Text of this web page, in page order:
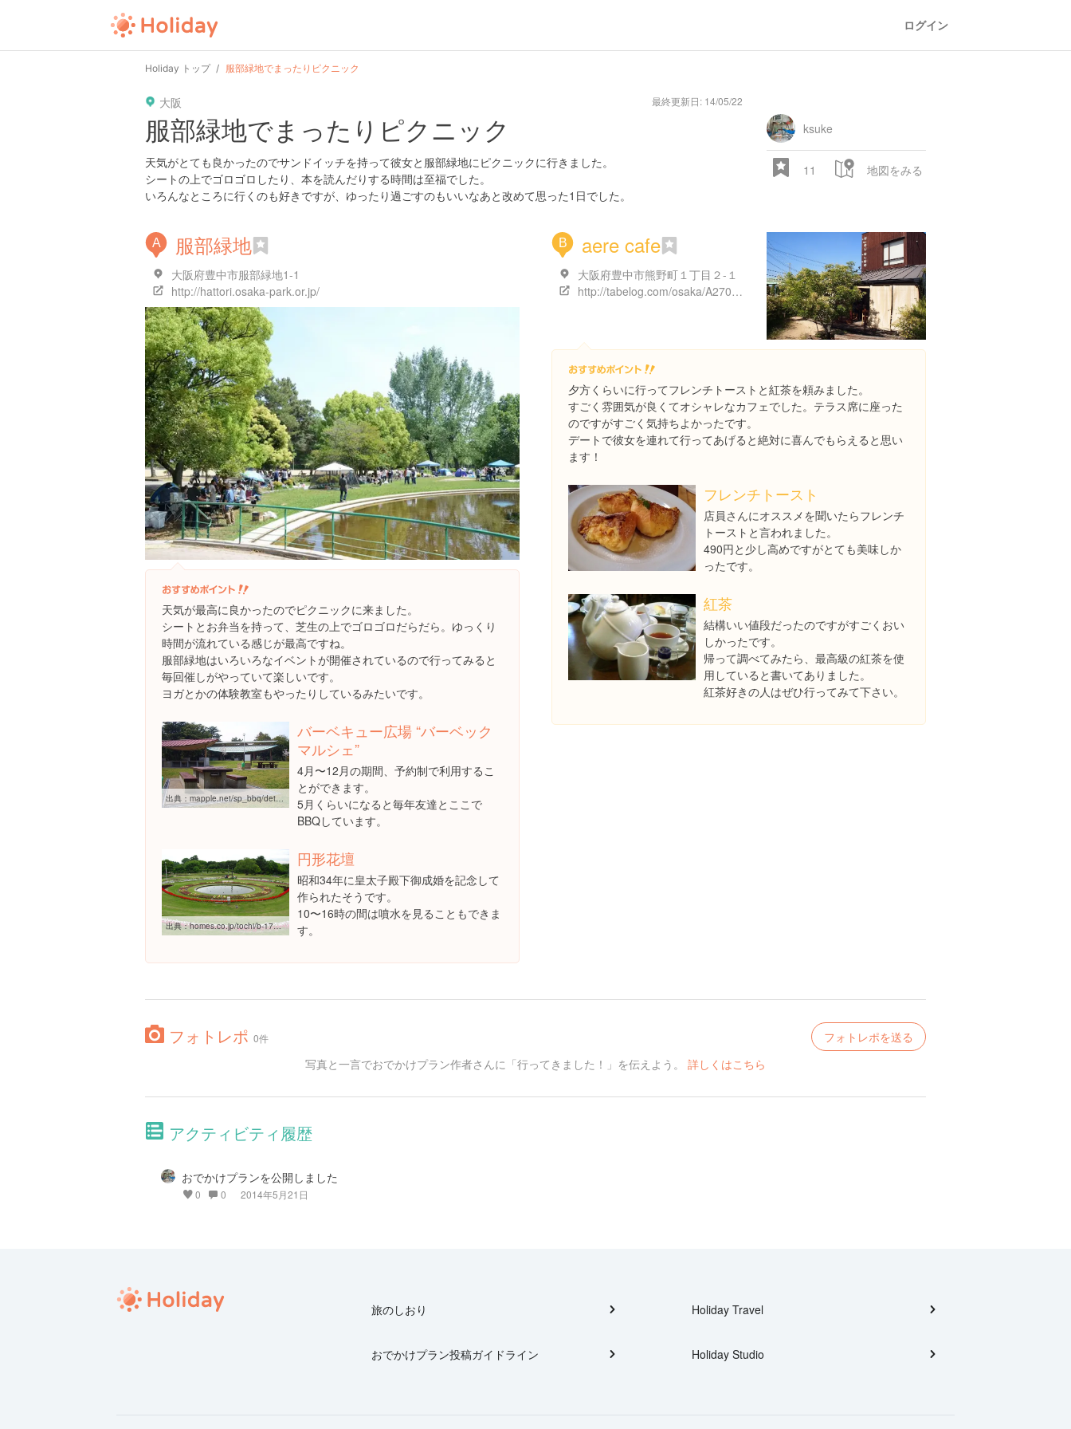
ログイン
Holiday トップ 服部緑地でまったりピクニック
大阪 最終更新日: 14/05/22
服部緑地でまったりピクニック
天気がとても良かったのでサンドイッチを持って彼女と服部緑地にピクニックに行きました。
シートの上でゴロゴロしたり、本を読んだりする時間は至福でした。
いろんなところに行くのも好きですが、ゆったり過ごすのもいいなあと改めて思った1日でした。
ksuke
11 地図をみる
A 服部緑地
大阪府豊中市服部緑地1-1
http://hattori.osaka-park.or.jp/
天気が最高に良かったのでピクニックに来ました。
シートとお弁当を持って、芝生の上でゴロゴロだらだら。ゆっくり
時間が流れている感じが最高ですね。
服部緑地はいろいろなイベントが開催されているので行ってみると
毎回催しがやっていて楽しいです。
ヨガとかの体験教室もやったりしているみたいです。
出典： mapple.net/sp_bbq/details.asp?NEWSID=99883
バーベキュー広場 “バーベック
マルシェ”
4月〜12月の期間、予約制で利用するこ
とができます。
5月くらいになると毎年友達とここで
BBQしています。
出典：homes.co.jp/tochi/b-17002480000123
円形花壇
昭和34年に皇太子殿下御成婚を記念して
作られたそうです。
10〜16時の間は噴水を見ることもできま
す。
B aere cafe
大阪府豊中市熊野町１丁目２-１
http://tabelog.com/osaka/A2706/A270601/27003063/
夕方くらいに行ってフレンチトーストと紅茶を頼みました。
すごく雰囲気が良くてオシャレなカフェでした。テラス席に座った
のですがすごく気持ちよかったです。
デートで彼女を連れて行ってあげると絶対に喜んでもらえると思い
ます！
フレンチトースト
店員さんにオススメを聞いたらフレンチ
トーストと言われました。
490円と少し高めですがとても美味しか
ったです。
紅茶
結構いい値段だったのですがすごくおい
しかったです。
帰って調べてみたら、最高級の紅茶を使
用していると書いてありました。
紅茶好きの人はぜひ行ってみて下さい。
フォトレポ 0件
フォトレポを送る
写真と一言でおでかけプラン作者さんに「行ってきました！」を伝えよう。 詳しくはこちら
アクティビティ履歴
おでかけプランを公開しました
0 0 2014年5月21日
旅のしおり
おでかけプラン投稿ガイドライン
Holiday Travel
Holiday Studio